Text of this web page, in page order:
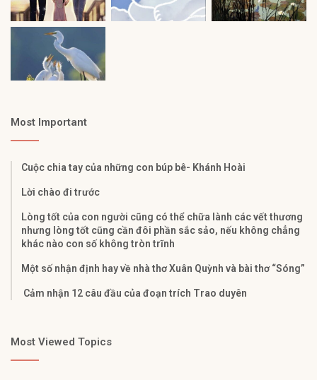
Most Important
Cuộc chia tay của những con búp bê- Khánh Hoài
Lời chào đi trước
Lòng tốt của con người cũng có thể chữa lành các vết thương
nhưng lòng tốt cũng cần đôi phần sắc sảo, nếu không chẳng
khác nào con số không tròn trĩnh
Một số nhận định hay về nhà thơ Xuân Quỳnh và bài thơ “Sóng”
Cảm nhận 12 câu đầu của đoạn trích Trao duyên
Most Viewed Topics